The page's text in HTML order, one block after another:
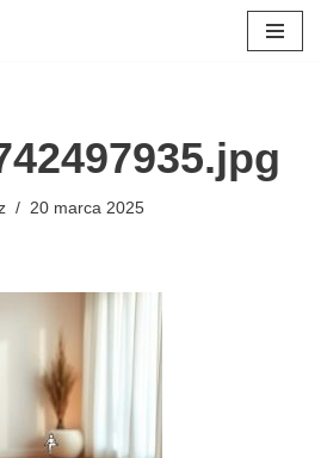
20 marca 2025